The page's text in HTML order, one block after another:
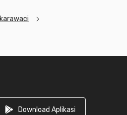
karawaci
Download Aplikasi